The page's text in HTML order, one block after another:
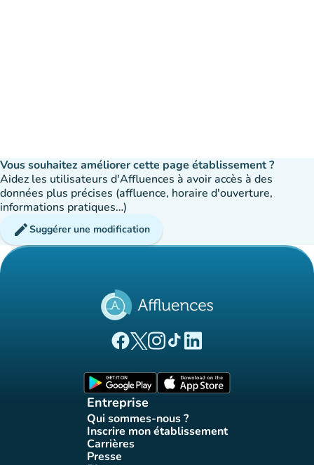
Vous souhaitez améliorer cette page établissement ?
Aidez les utilisateurs d'Affluences à avoir accès à des
données plus précises (affluence, horaire d'ouverture,
informations pratiques…)
editSuggérer une modification
(nouvel onglet)
(nouvel onglet)
(nouvel onglet)
(nouvel onglet)
(nouvel onglet)
Entreprise
Qui sommes-nous ?
(nouvel onglet)
Inscrire mon établissement
(nouvel onglet)
Carrières(nouvel onglet)
Presse